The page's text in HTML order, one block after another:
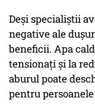
Deși specialiștii
negative ale
beneficii. Apa
tensionați și la
aburul poate
pentru